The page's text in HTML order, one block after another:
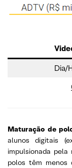
Dia/
Maturação de
alunos digitais
impulsionada
polos têm menos